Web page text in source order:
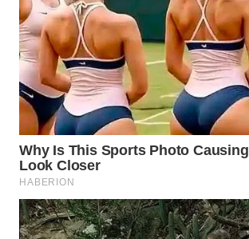
WAHANANEWS
CO ID
WAHANANEWS
NET
WAHANA
SPORT
WAHANA
UMKM